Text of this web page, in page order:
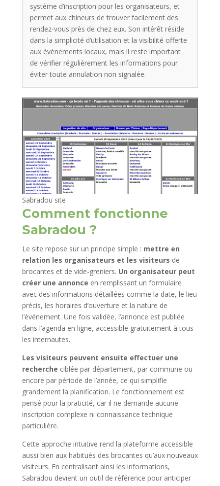
système d’inscription pour les organisateurs, et
permet aux chineurs de trouver facilement des
rendez-vous près de chez eux. Son intérêt réside
dans la simplicité d’utilisation et la visibilité offerte
aux événements locaux, mais il reste important
de vérifier régulièrement les informations pour
éviter toute annulation non signalée.
Sabradou site
Comment fonctionne
Sabradou ?
Le site repose sur un principe simple : mettre en
relation les organisateurs et les visiteurs de
brocantes et de vide-greniers. Un organisateur peut
créer une annonce en remplissant un formulaire
avec des informations détaillées comme la date, le lieu
précis, les horaires d’ouverture et la nature de
l’événement. Une fois validée, l’annonce est publiée
dans l’agenda en ligne, accessible gratuitement à tous
les internautes.
Les visiteurs peuvent ensuite effectuer une
recherche ciblée par département, par commune ou
encore par période de l’année, ce qui simplifie
grandement la planification. Le fonctionnement est
pensé pour la praticité, car il ne demande aucune
inscription complexe ni connaissance technique
particulière.
Cette approche intuitive rend la plateforme accessible
aussi bien aux habitués des brocantes qu’aux nouveaux
visiteurs. En centralisant ainsi les informations,
Sabradou devient un outil de référence pour anticiper